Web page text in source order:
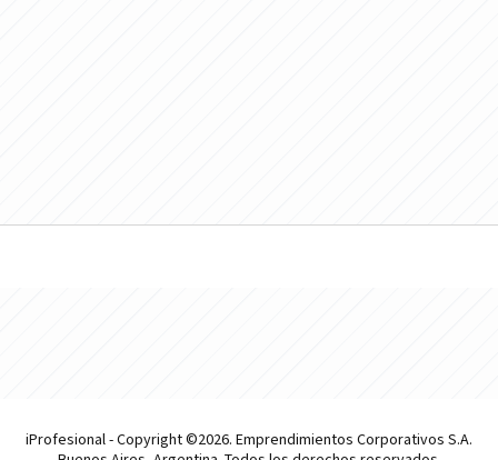
iProfesional - Copyright ©2026. Emprendimientos Corporativos S.A.